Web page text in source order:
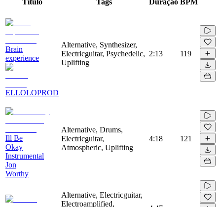
Brain
experience
ELLOLOPROD
Alternative, Synthesizer,
Electricguitar, Psychedelic,
Uplifting
2:13 119
Ill Be
Okay
Instrumental
Jon
Worthy
Alternative, Drums,
Electricguitar,
Atmospheric, Uplifting
4:18 121
Alternative, Electricguitar,
Electroamplified,